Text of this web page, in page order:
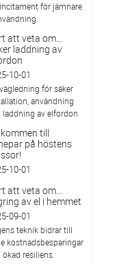
för jämnare
att veta om…
laddning av
10-01
för säker
användning
laddning av elfordon
till
på höstens
10-01
att veta om...
av el i hemmet
09-01
teknik bidrar till
kostnadsbesparingar
ökad resiliens.